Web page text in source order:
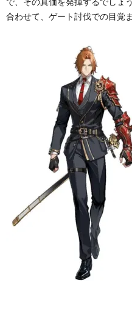
で、その真価を発揮するでしょ
合わせて、ゲート討伐での目覚